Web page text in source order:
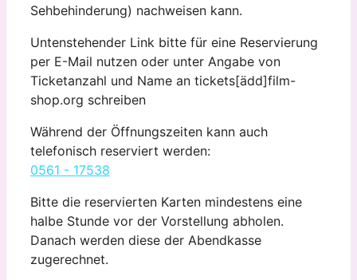
Sehbehinderung) nachweisen kann.
Untenstehender Link bitte für eine Reservierung
per E-Mail nutzen oder unter Angabe von
Ticketanzahl und Name an tickets[ädd]film-
shop.org schreiben
Während der Öffnungszeiten kann auch
telefonisch reserviert werden:
0561 - 17538
Bitte die reservierten Karten mindestens eine
halbe Stunde vor der Vorstellung abholen.
Danach werden diese der Abendkasse
zugerechnet.